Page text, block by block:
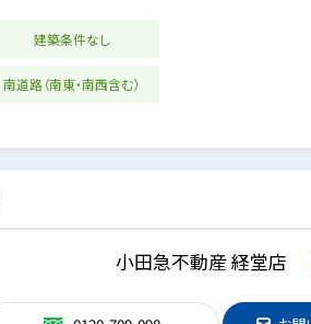
建築条件なし
南道路（南東・南西含む）
小田急不動産 経堂店